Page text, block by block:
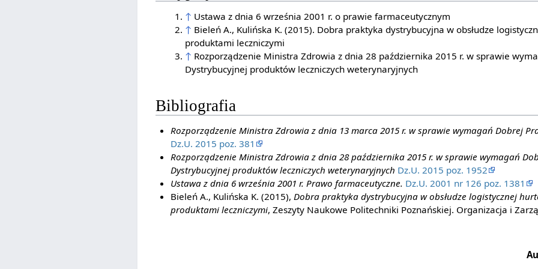
↑ Ustawa z dnia 6 września 2001 r. o prawie farmaceutycznym
↑ Bieleń A., Kulińska K. (2015). Dobra praktyka dystrybucyjna w obsłudze
produktami leczniczymi
↑ Rozporządzenie Ministra Zdrowia z dnia 28 października 2015 r. w sprawie
Dystrybucyjnej produktów leczniczych weterynaryjnych
Bibliografia
Rozporządzenie Ministra Zdrowia z dnia 13 marca 2015 r. w sprawie wymagań Dobrej
Dz.U. 2015 poz. 381
Rozporządzenie Ministra Zdrowia z dnia 28 października 2015 r. w sprawie wymagań
Dystrybucyjnej produktów leczniczych weterynaryjnych Dz.U. 2015 poz. 1952
Ustawa z dnia 6 września 2001 r. Prawo farmaceutyczne. Dz.U. 2001 nr 126 poz. 1381
Bieleń A., Kulińska K. (2015), Dobra praktyka dystrybucyjna w obsłudze logistycznej
produktami leczniczymi, Zeszyty Naukowe Politechniki Poznańskiej. Organizacja i